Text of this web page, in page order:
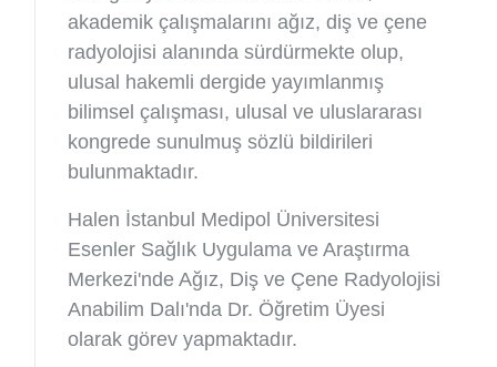
akademik çalışmalarını ağız, diş ve çene
radyolojisi alanında sürdürmekte olup,
ulusal hakemli dergide yayımlanmış
bilimsel çalışması, ulusal ve uluslararası
kongrede sunulmuş sözlü bildirileri
bulunmaktadır.
Halen İstanbul Medipol Üniversitesi
Esenler Sağlık Uygulama ve Araştırma
Merkezi'nde Ağız, Diş ve Çene Radyolojisi
Anabilim Dalı'nda Dr. Öğretim Üyesi
olarak görev yapmaktadır.